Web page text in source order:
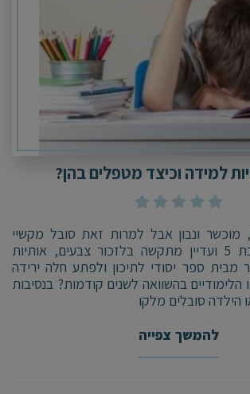
למידה וכיצד מטפלים בהן?
ונבון אבל למרות זאת סובל מקשיי
למידה? הנסיכה בת 5 ועדיין מתקשה בלזכור צבעים, אותיות
מבית ספר יסודי לתיכון ולפתע חלה ירידה
הלימודיים בהשוואה לשנים קודמות? בנסיבות
הילדה סובלים מלקו
להמשך צפייה